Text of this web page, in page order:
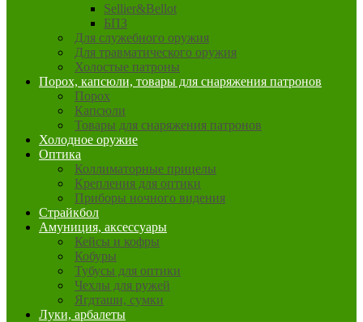
Sellier&Bellot
БПЗ
Для служебного оружия
Для травматического оружия
Холостые патроны
Порох, капсюли, товары для снаряжения патронов
Порох
Капсюли
Товары для снаряжения патронов
Холодное оружие
Оптика
Коллиматорные прицелы
Крепления для оптики
Приборы ночного видения
Страйкбол
Амуниция, аксессуары
Кейсы и кофры
Кобуры
Тубусы для оптики
Чехлы для ружей
Ягдташи, сумки
Луки, арбалеты